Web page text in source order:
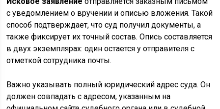
с уведомлением о вручении и описью вложения. Такой
способ подтверждает, что суд получил документы, а
также фиксирует их точный состав. Опись составляется
в двух экземплярах: один остается у отправителя с
отметкой сотрудника почты.
Важно указывать полный юридический адрес суда. Он
должен совпадать с адресом, указанным на